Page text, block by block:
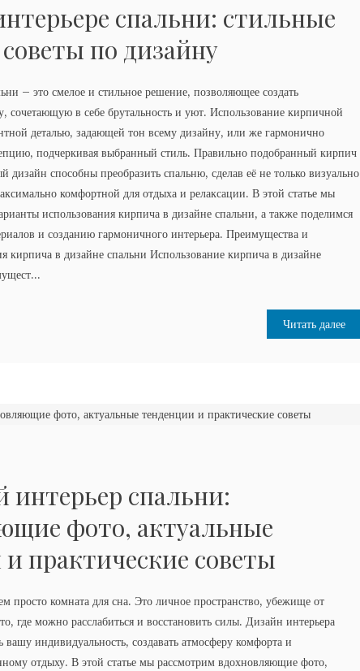
спальни: стильные
по дизайну
– это смелое и стильное решение, позволяющее создать
сочетающую в себе брутальность и уют. Использование кирпичной
деталью, задающей тон всему дизайну, или же гармонично
подчеркивая выбранный стиль. Правильно подобранный кирпич
дизайн способны преобразить спальню, сделав её не только визуально
комфортной для отдыха и релаксации. В этой статье мы
использования кирпича в дизайне спальни, а также поделимся
и созданию гармоничного интерьера. Преимущества и
кирпича в дизайне спальни Использование кирпича в дизайне
Читать далее
спальни:
фото, актуальные
практические советы
просто комната для сна. Это личное пространство, убежище от
где можно расслабиться и восстановить силы. Дизайн интерьера
вашу индивидуальность, создавать атмосферу комфорта и
отдыху. В этой статье мы рассмотрим вдохновляющие фото,